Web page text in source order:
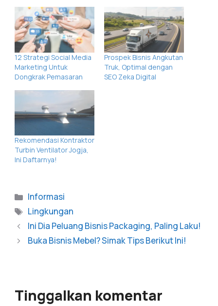
12 Strategi Social Media
Marketing Untuk
Dongkrak Pemasaran
Prospek Bisnis Angkutan
Truk, Optimal dengan
SEO Zeka Digital
Rekomendasi Kontraktor
Turbin Ventilator Jogja,
Ini Daftarnya!
Informasi
Lingkungan
Ini Dia Peluang Bisnis Packaging, Paling Laku!
Buka Bisnis Mebel? Simak Tips Berikut Ini!
Tinggalkan komentar